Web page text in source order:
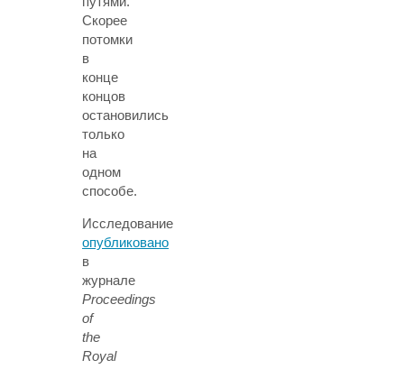
Скорее
потомки
в
конце
концов
остановились
только
на
одном
способе.
Исследование
опубликовано
в
журнале
Proceedings
of
the
Royal